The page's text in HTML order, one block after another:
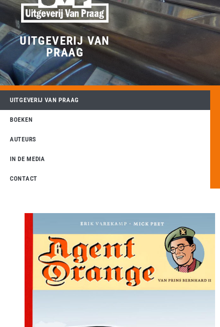
UITGEVERIJ VAN
PRAAG
UITGEVERIJ VAN PRAAG
BOEKEN
AUTEURS
IN DE MEDIA
CONTACT